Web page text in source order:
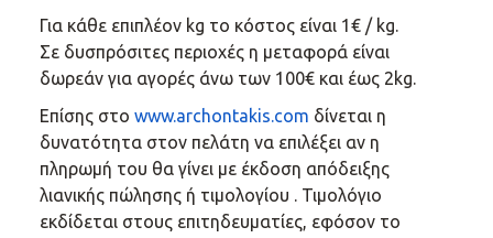
Για κάθε επιπλέον kg το κόστος είναι 1€ / kg.
Σε δυσπρόσιτες περιοχές η μεταφορά είναι
δωρεάν για αγορές άνω των 100€ και έως 2kg.
Επίσης στο www.archontakis.com δίνεται η
δυνατότητα στον πελάτη να επιλέξει αν η
πληρωμή του θα γίνει με έκδοση απόδειξης
λιανικής πώλησης ή τιμολογίου . Τιμολόγιο
εκδίδεται στους επιτηδευματίες, εφόσον το